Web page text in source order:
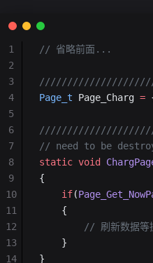
// 省略前面...
/////////////////////
Page_t Page_Charg =
// need to be
static void
{
    if
(
    {
// 刷新数据等
    }
}
1
2
3
4
5
6
7
8
9
10
11
12
13
14